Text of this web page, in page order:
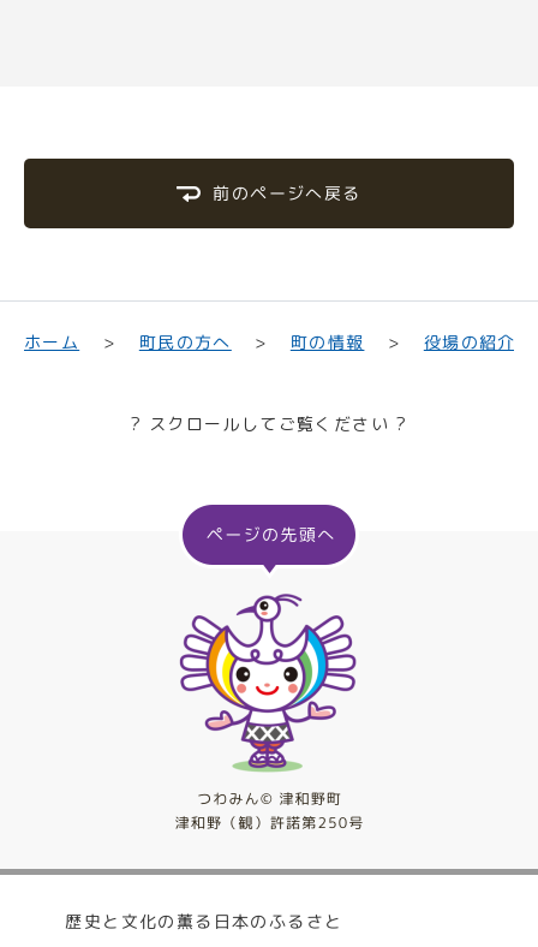
前のページへ戻る
ホーム 町民の方へ 町の情報 役場の紹介
? スクロールしてご覧ください ?
歴史と文化の薫る日本のふるさと